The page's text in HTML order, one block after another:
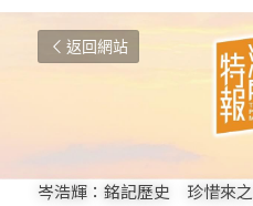
返回網站
岑浩輝：銘記歷史　珍惜來